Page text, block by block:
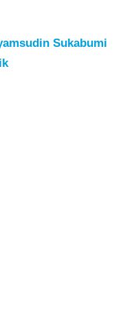
Sukabumi